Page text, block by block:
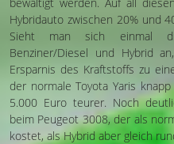
Hybridauto zwischen 20% und
Sieht man sich einmal
Benziner/Diesel und Hybrid
Ersparnis des Kraftstoffs zu
der normale Toyota Yaris
5.000 Euro teurer. Noch
beim Peugeot 3008, der als
kostet, als Hybrid aber gleich